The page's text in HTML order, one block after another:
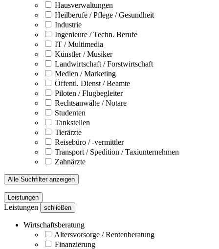
Hausverwaltungen
Heilberufe / Pflege / Gesundheit
Industrie
Ingenieure / Techn. Berufe
IT / Multimedia
Künstler / Musiker
Landwirtschaft / Forstwirtschaft
Medien / Marketing
Öffentl. Dienst / Beamte
Piloten / Flugbegleiter
Rechtsanwälte / Notare
Studenten
Tankstellen
Tierärzte
Reisebüro / -vermittler
Transport / Spedition / Taxiunternehmen
Zahnärzte
Alle Suchfilter anzeigen
Leistungen
Leistungen schließen
Wirtschaftsberatung
Altersvorsorge / Rentenberatung
Finanzierung